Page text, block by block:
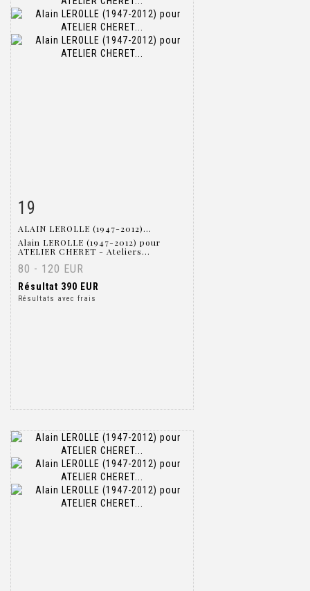
Fiche détaillée
19
ALAIN LEROLLE (1947-2012)...
Alain LEROLLE (1947-2012) pour
ATELIER CHERET - Ateliers...
80 - 120 EUR
Résultat 390 EUR
Résultats avec frais